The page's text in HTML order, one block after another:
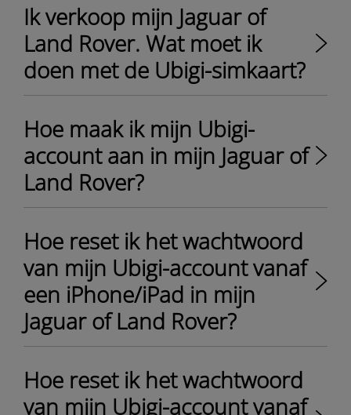
Ik verkoop mijn Jaguar of
Land Rover. Wat moet ik
doen met de Ubigi-simkaart?
Hoe maak ik mijn Ubigi-
account aan in mijn Jaguar of
Land Rover?
Hoe reset ik het wachtwoord
van mijn Ubigi-account vanaf
een iPhone/iPad in mijn
Jaguar of Land Rover?
Hoe reset ik het wachtwoord
van mijn Ubigi-account vanaf